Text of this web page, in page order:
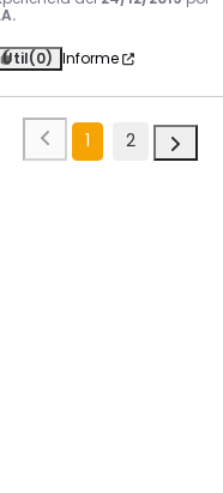
Útil(0) Informe
1 2